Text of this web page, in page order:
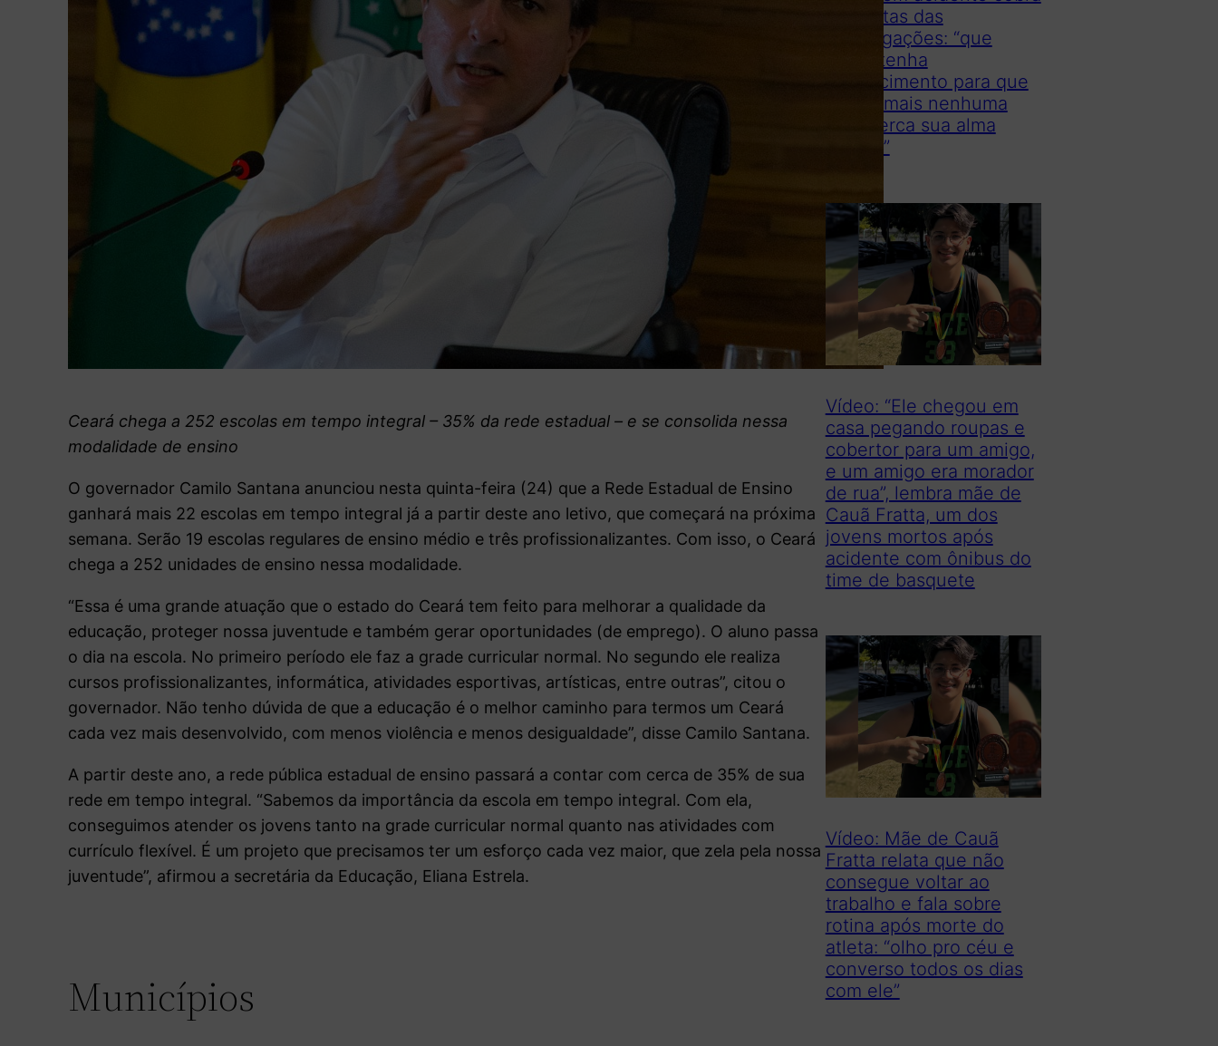
Ceará chega a 252 escolas em tempo integral – 35% da rede estadual – e se consolida nessa
modalidade de ensino
O governador Camilo Santana anunciou nesta quinta-feira (24) que a Rede Estadual de Ensino
ganhará mais 22 escolas em tempo integral já a partir deste ano letivo, que começará na próxima
semana. Serão 19 escolas regulares de ensino médio e três profissionalizantes. Com isso, o Ceará
chega a 252 unidades de ensino nessa modalidade.
“Essa é uma grande atuação que o estado do Ceará tem feito para melhorar a qualidade da
educação, proteger nossa juventude e também gerar oportunidades (de emprego). O aluno passa
o dia na escola. No primeiro período ele faz a grade curricular normal. No segundo ele realiza
cursos profissionalizantes, informática, atividades esportivas, artísticas, entre outras”, citou o
governador. Não tenho dúvida de que a educação é o melhor caminho para termos um Ceará
cada vez mais desenvolvido, com menos violência e menos desigualdade”, disse Camilo Santana.
A partir deste ano, a rede pública estadual de ensino passará a contar com cerca de 35% de sua
rede em tempo integral. “Sabemos da importância da escola em tempo integral. Com ela,
conseguimos atender os jovens tanto na grade curricular normal quanto nas atividades com
currículo flexível. É um projeto que precisamos ter um esforço cada vez maior, que zela pela nossa
juventude”, afirmou a secretária da Educação, Eliana Estrela.
Municípios
respostas das
investigações: “que
todos tenha
conhecimento para que
nunca mais nenhuma
mãe perca sua alma
gêmea”
Vídeo: “Ele chegou em
casa pegando roupas e
cobertor para um amigo,
e um amigo era morador
de rua”, lembra mãe de
Cauã Fratta, um dos
jovens mortos após
acidente com ônibus do
time de basquete
Vídeo: Mãe de Cauã
Fratta relata que não
consegue voltar ao
trabalho e fala sobre
rotina após morte do
atleta: “olho pro céu e
converso todos os dias
com ele”